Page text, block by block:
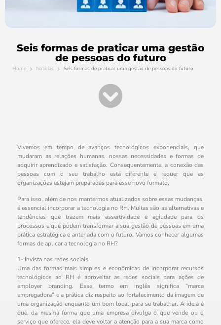
Seis formas de praticar uma gestão
de pessoas do futuro
Home Notícias Seis formas de praticar uma gestão de pessoas do futuro
Vivemos em tempo de avanços tecnológicos exponenciais, que
mudaram as relações humanas, nossas necessidades e formas de
adquirir aprendizado e satisfação. Consequentemente, a conexão das
pessoas com o seu trabalho está diferente e requer que as
organizações estejam preparadas para esse novo formato.
Para isso, além de nos mantermos atualizados sobre essas mudanças,
é essencial incorporar a tecnologia no RH. Muitas são as alternativas e
tendências que trazem mais assertividade e agilidade para os
processos e que podem transformar a sua gestão de pessoas em uma
prática estratégica e antenada com o futuro. Vamos conhecer algumas
formas de aplicar a tecnologia no RH?
1- Invista nas redes sociais
Uma das formas mais simples e econômicas de incorporar recursos
tecnológicos ao RH é aproveitar as redes sociais para ações de
employer branding. Esse termo em inglês significa “marca
empregadora” e a prática diz respeito ao fortalecimento da imagem de
uma organização enquanto um bom local para se trabalhar. A ideia é
que, da mesma forma que uma empresa divulga o que vende ou o
serviço que oferece, ela deve voltar a atenção para a sua marca como